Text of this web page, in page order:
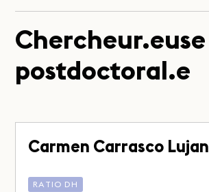
Chercheur.euse
postdoctoral.e
Carmen Carrasco Lujan
RATIO DH